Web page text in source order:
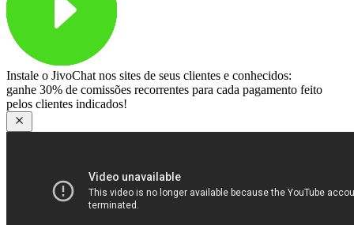
Instale o JivoChat nos sites de seus clientes e conhecidos:
ganhe 30% de comissões recorrentes para cada pagamento feito
pelos clientes indicados!